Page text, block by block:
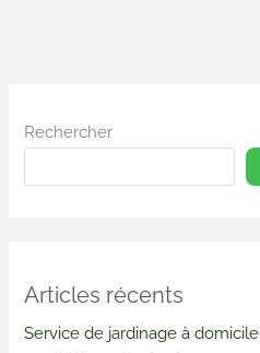
Rechercher
Articles récents
Service de jardinage à